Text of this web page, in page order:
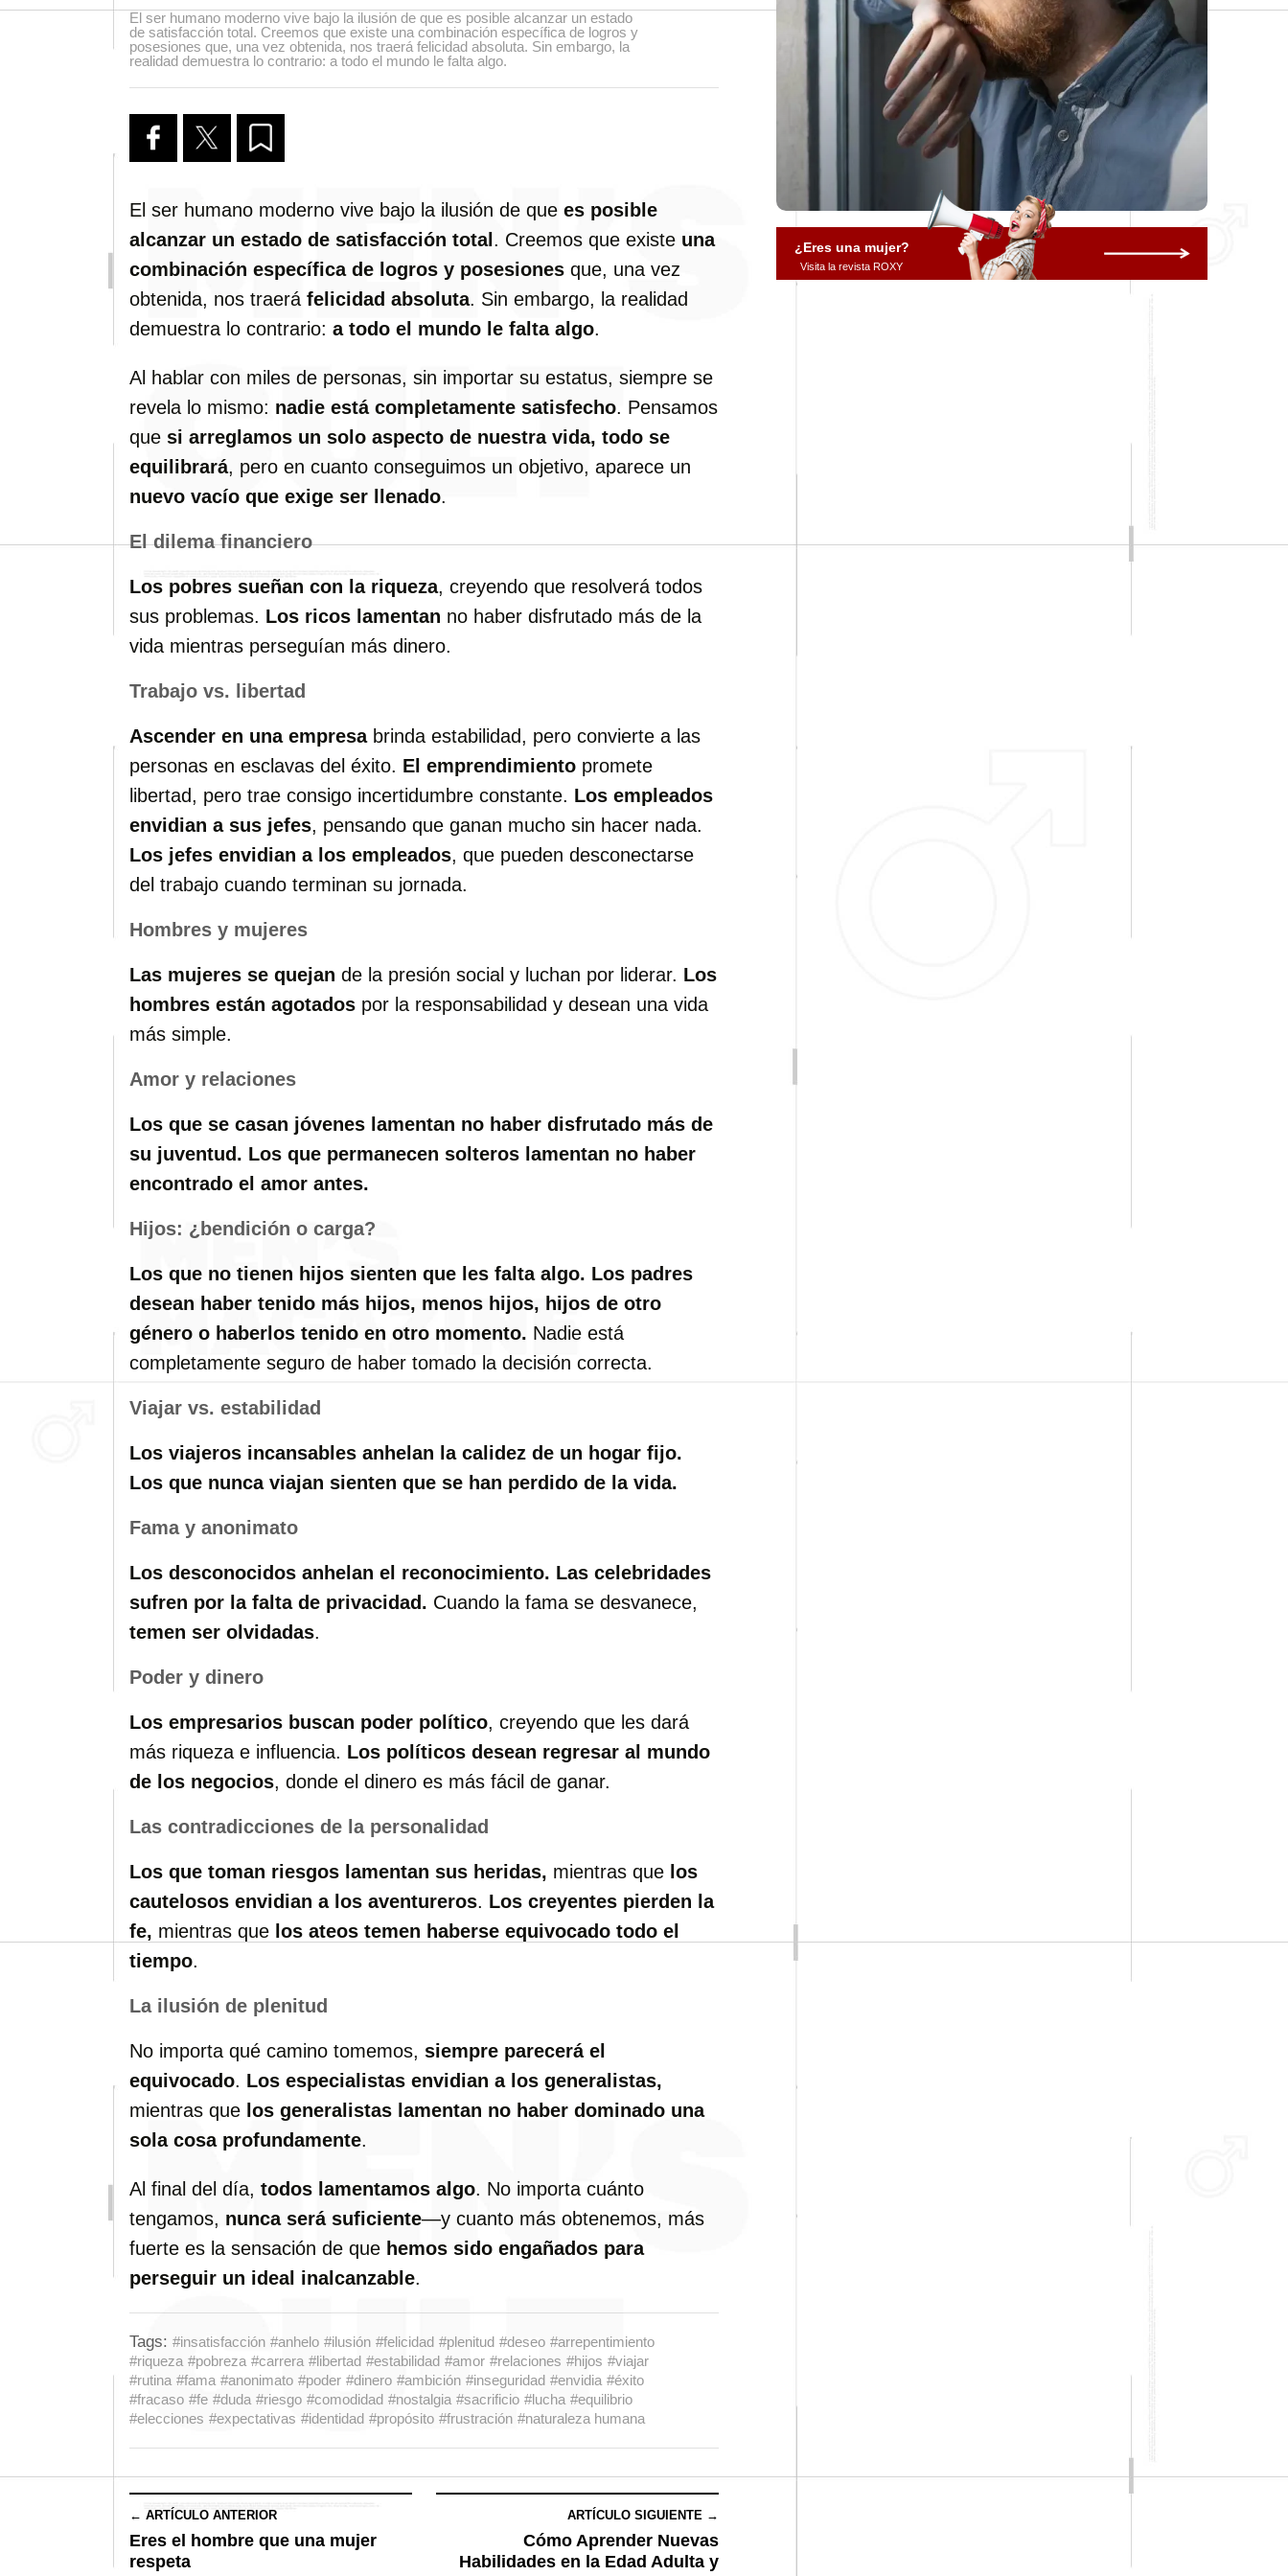
El ser humano moderno vive bajo la ilusión de que es posible alcanzar un estado
de satisfacción total. Creemos que existe una combinación específica de logros y
posesiones que, una vez obtenida, nos traerá felicidad absoluta. Sin embargo, la
realidad demuestra lo contrario: a todo el mundo le falta algo.
El ser humano moderno vive bajo la ilusión de que es posible
alcanzar un estado de satisfacción total . Creemos que existe una
combinación específica de logros y posesiones que, una vez
obtenida, nos traerá felicidad absoluta. Sin embargo, la realidad
demuestra lo contrario: a todo el mundo le falta algo.
Al hablar con miles de personas, sin importar su estatus, siempre se
revela lo mismo: nadie está completamente satisfecho. Pensamos
que si arreglamos un solo aspecto de nuestra vida, todo se
equilibrará, pero en cuanto conseguimos un objetivo, aparece un
nuevo vacío que exige ser llenado.
El dilema financiero
Los pobres sueñan con la riqueza, creyendo que resolverá todos
sus problemas. Los ricos lamentan no haber disfrutado más de la
vida mientras perseguían más dinero.
Trabajo vs. libertad
Ascender en una empresabrinda estabilidad, pero convierte a las
personas en esclavas del éxito. El emprendimiento promete
libertad, pero trae consigo incertidumbre constante. Los empleados
envidian a sus jefes, pensando que ganan mucho sin hacer nada.
Los jefes envidian a los empleados, que pueden desconectarse
del trabajo cuando terminan su jornada.
Hombres y mujeres
Las mujeres se quejan de la presión social y luchan por liderar. Los
hombres están agotados por la responsabilidad y desean una vida
más simple.
Amor y relaciones
Los que se casan jóvenes lamentan no haber disfrutado más de
su juventud. Los que permanecen solteros lamentan no haber
encontrado el amor antes.
Hijos: ¿bendición o carga?
Los que no tienen hijos sienten que les falta algo. Los padres
desean haber tenido más hijos, menos hijos, hijos de otro
género o haberlos tenido en otro momento. Nadie está
completamente seguro de haber tomado la decisión correcta.
Viajar vs. estabilidad
Los viajeros incansables anhelan la calidez de un hogar fijo.
Los que nunca viajan sienten que se han perdido de la vida.
Fama y anonimato
Los desconocidos anhelan el reconocimiento. Las celebridades
sufren por la falta de privacidad. Cuando la fama se desvanece,
temen ser olvidadas.
Poder y dinero
Los empresarios buscan poder político, creyendo que les dará
más riqueza e influencia. Los políticos desean regresar al mundo
de los negocios, donde el dinero es más fácil de ganar.
Las contradicciones de la personalidad
Los que toman riesgos lamentan sus heridas, mientras que los
cautelosos envidian a los aventureros. Los creyentes pierden la
fe, mientras que los ateos temen haberse equivocado todo el
tiempo.
La ilusión de plenitud
No importa qué camino tomemos, siempre parecerá el
equivocado. Los especialistas envidian a los generalistas,
mientras que los generalistas lamentan no haber dominado una
sola cosa profundamente.
Al final del día, todos lamentamos algo. No importa cuánto
tengamos, nunca será suficiente—y cuanto más obtenemos, más
fuerte es la sensación de que hemos sido engañados para
perseguir un ideal inalcanzable.
Tags: #insatisfacción #anhelo #ilusión #felicidad #plenitud #deseo #arrepentimiento
#riqueza #pobreza #carrera #libertad #estabilidad #amor #relaciones #hijos #viajar
#rutina #fama #anonimato #poder #dinero #ambición #inseguridad #envidia #éxito
#fracaso #fe #duda #riesgo #comodidad #nostalgia #sacrificio #lucha #equilibrio
#elecciones #expectativas #identidad #propósito #frustración #naturaleza humana
← ARTÍCULO ANTERIOR
Eres el hombre que una mujer
respeta
ARTÍCULO SIGUIENTE →
Cómo Aprender Nuevas
Habilidades en la Edad Adulta y
¿Eres una mujer?
Visita la revista ROXY